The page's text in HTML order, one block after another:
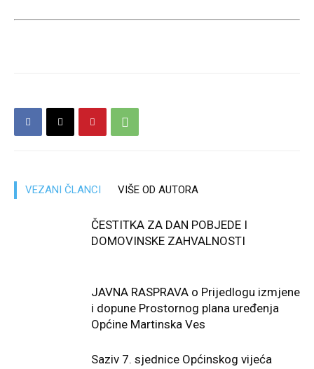
VEZANI ČLANCI VIŠE OD AUTORA
ČESTITKA ZA DAN POBJEDE I
DOMOVINSKE ZAHVALNOSTI
JAVNA RASPRAVA o Prijedlogu izmjene
i dopune Prostornog plana uređenja
Općine Martinska Ves
Saziv 7. sjednice Općinskog vijeća